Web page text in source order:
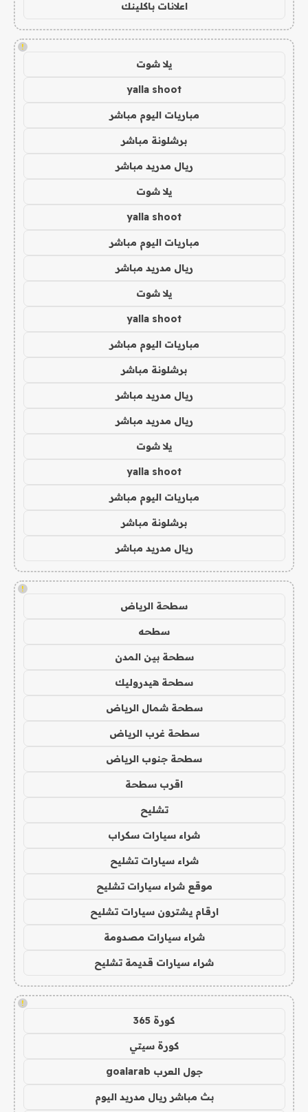
اعلانات باكلينك
!
يلا شوت
yalla shoot
مباريات اليوم مباشر
برشلونة مباشر
ريال مدريد مباشر
يلا شوت
yalla shoot
مباريات اليوم مباشر
ريال مدريد مباشر
يلا شوت
yalla shoot
مباريات اليوم مباشر
برشلونة مباشر
ريال مدريد مباشر
ريال مدريد مباشر
يلا شوت
yalla shoot
مباريات اليوم مباشر
برشلونة مباشر
ريال مدريد مباشر
!
سطحة الرياض
سطحه
سطحة بين المدن
سطحة هيدروليك
سطحة شمال الرياض
سطحة غرب الرياض
سطحة جنوب الرياض
اقرب سطحة
تشليح
شراء سيارات سكراب
شراء سيارات تشليح
موقع شراء سيارات تشليح
ارقام يشترون سيارات تشليح
شراء سيارات مصدومة
شراء سيارات قديمة تشليح
!
كورة 365
كورة سيتي
جول العرب goalarab
بث مباشر ريال مدريد اليوم